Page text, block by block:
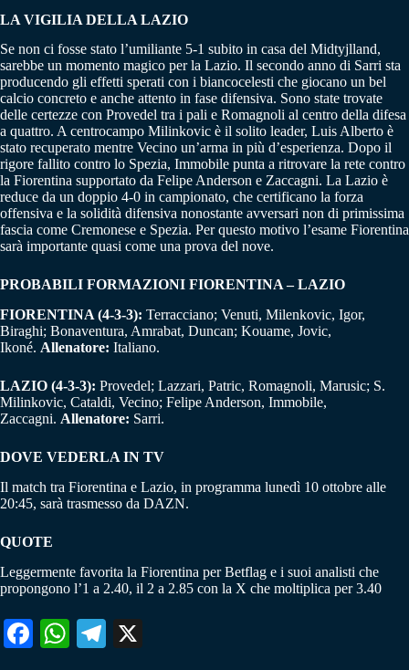
LA VIGILIA DELLA LAZIO
Se non ci fosse stato l’umiliante 5-1 subito in casa del Midtyjlland,
sarebbe un momento magico per la Lazio. Il secondo anno di Sarri sta
producendo gli effetti sperati con i biancocelesti che giocano un bel
calcio concreto e anche attento in fase difensiva. Sono state trovate
delle certezze con Provedel tra i pali e Romagnoli al centro della difesa
a quattro. A centrocampo Milinkovic è il solito leader, Luis Alberto è
stato recuperato mentre Vecino un’arma in più d’esperienza. Dopo il
rigore fallito contro lo Spezia, Immobile punta a ritrovare la rete contro
la Fiorentina supportato da Felipe Anderson e Zaccagni. La Lazio è
reduce da un doppio 4-0 in campionato, che certificano la forza
offensiva e la solidità difensiva nonostante avversari non di primissima
fascia come Cremonese e Spezia. Per questo motivo l’esame Fiorentina
sarà importante quasi come una prova del nove.
PROBABILI FORMAZIONI FIORENTINA – LAZIO
FIORENTINA (4-3-3): Terracciano; Venuti, Milenkovic, Igor,
Biraghi; Bonaventura, Amrabat, Duncan; Kouame, Jovic,
Ikoné. Allenatore: Italiano.
LAZIO (4-3-3): Provedel; Lazzari, Patric, Romagnoli, Marusic; S.
Milinkovic, Cataldi, Vecino; Felipe Anderson, Immobile,
Zaccagni. Allenatore: Sarri.
DOVE VEDERLA IN TV
Il match tra Fiorentina e Lazio, in programma lunedì 10 ottobre alle
20:45, sarà trasmesso da DAZN.
QUOTE
Leggermente favorita la Fiorentina per Betflag e i suoi analisti che
propongono l’1 a 2.40, il 2 a 2.85 con la X che moltiplica per 3.40
Fa W
Te